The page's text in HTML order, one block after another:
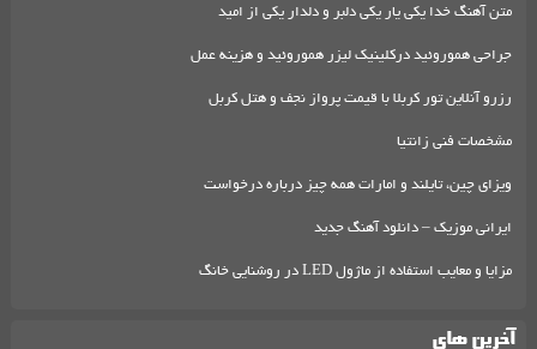
متن آهنگ خدا یکی یار یکی دلبر و دلدار یکی از امید
جراحی هموروئید درکلینیک لیزر هموروئید و هزینه عمل
رزرو آنلاین تور کربلا با قیمت پرواز نجف و هتل کربل
مشخصات فنی زانتیا
ویزای چین، تایلند و امارات همه چیز درباره درخواست
ایرانی موزیک – دانلود آهنگ جدید
مزایا و معایب استفاده از ماژول LED در روشنایی خانگ
آخرین های